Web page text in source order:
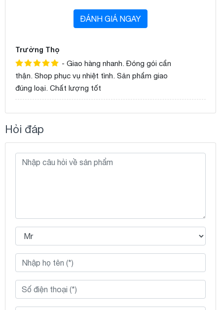
ĐÁNH GIÁ NGAY
Trường Thọ
- Giao hàng nhanh. Đóng gói cẩn
thận. Shop phục vụ nhiệt tình. Sản phẩm giao
đúng loại. Chất lượng tốt
Hỏi đáp